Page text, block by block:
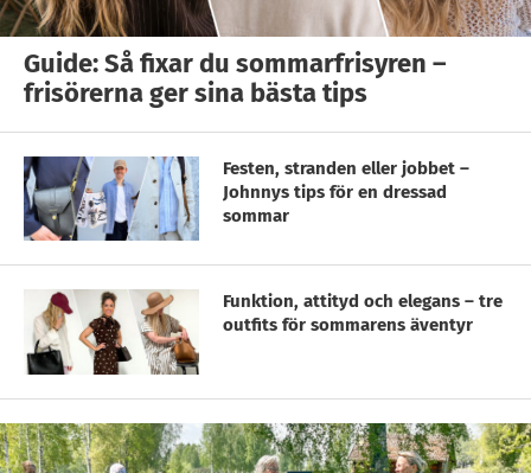
Guide: Så fixar du sommarfrisyren –
frisörerna ger sina bästa tips
Festen, stranden eller jobbet –
Johnnys tips för en dressad
sommar
Funktion, attityd och elegans – tre
outfits för sommarens äventyr